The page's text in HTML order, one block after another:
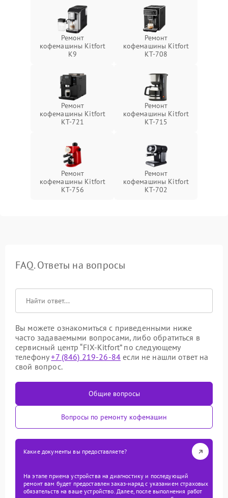
Ремонт
кофемашины Kitfort
K9
Ремонт
кофемашины Kitfort
KT-708
Ремонт
кофемашины Kitfort
KT-721
Ремонт
кофемашины Kitfort
KT-715
Ремонт
кофемашины Kitfort
KT-756
Ремонт
кофемашины Kitfort
KT-702
FAQ. Ответы на вопросы
Вы можете ознакомиться с приведенными ниже
часто задаваемыми вопросами, либо обратиться в
сервисный центр “FIX-Kitfort” по следующему
телефону+7 (846) 219-26-84 если не нашли ответ на
свой вопрос.
Общие вопросы
Вопросы по ремонту кофемашин
Какие документы вы предоставляете?
На этапе приема устройства на диагностику и последующий
ремонт вам будет предоставлен заказ-наряд с указанием страховых
обязательств на ваше устройство. Далее, после выполнения работ